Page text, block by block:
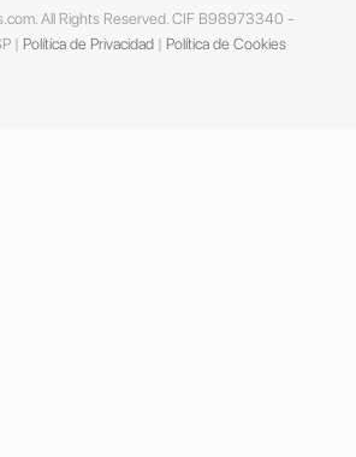
All Rights Reserved. CIF B98973340 -
| Política de Privacidad | Política de Cookies